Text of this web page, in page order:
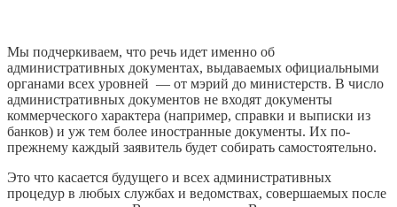
Мы подчеркиваем, что речь идет именно об
административных документах, выдаваемых официальными
органами всех уровней — от мэрий до министерств. В число
административных документов не входят документы
коммерческого характера (например, справки и выписки из
банков) и уж тем более иностранные документы. Их по-
прежнему каждый заявитель будет собирать самостоятельно.
Это что касается будущего и всех административных
процедур в любых службах и ведомствах, совершаемых после